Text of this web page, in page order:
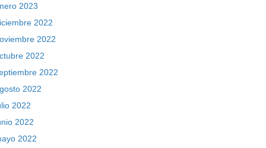
2023
2022
2022
2022
2022
2022
2022
2022
2022